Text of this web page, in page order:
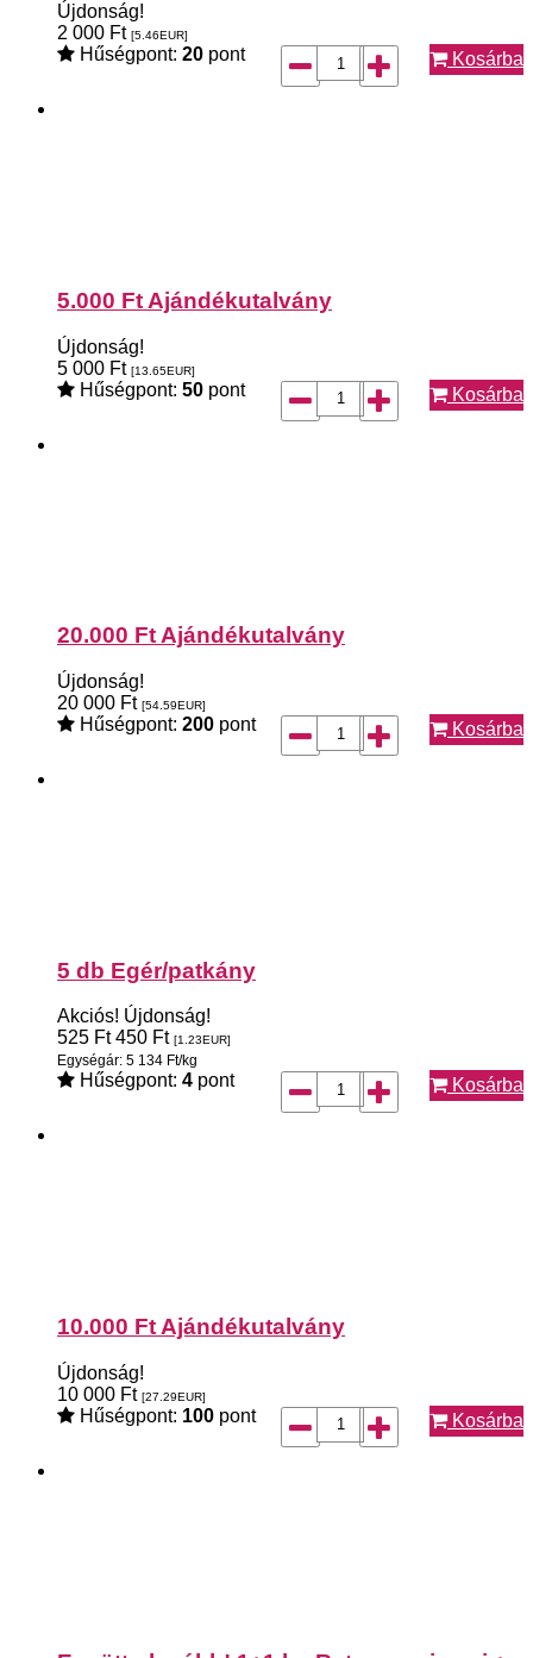
Újdonság!
2 000 Ft [5.46EUR]
Hűségpont: 20 pont Kosárba
5.000 Ft Ajándékutalvány
Újdonság!
5 000 Ft [13.65EUR]
Hűségpont: 50 pont Kosárba
20.000 Ft Ajándékutalvány
Újdonság!
20 000 Ft [54.59EUR]
Hűségpont: 200 pont Kosárba
5 db Egér/patkány
Akciós! Újdonság!
525 Ft 450 Ft [1.23EUR]
Egységár: 5 134 Ft/kg
Hűségpont: 4 pont Kosárba
10.000 Ft Ajándékutalvány
Újdonság!
10 000 Ft [27.29EUR]
Hűségpont: 100 pont Kosárba